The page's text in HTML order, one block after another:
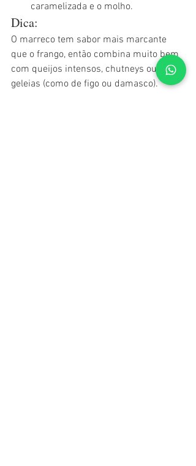
caramelizada e o molho.
Dica:
O marreco tem sabor mais marcante
que o frango, então combina muito bem
com queijos intensos, chutneys ou
geleias (como de figo ou damasco).